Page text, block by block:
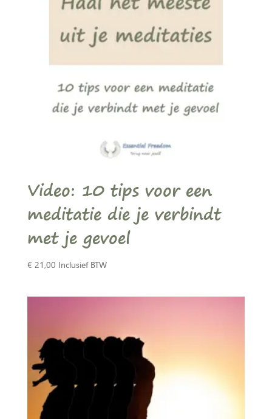
Video: 10 tips voor een
meditatie die je verbindt
met je gevoel
€ 21,00 Inclusief BTW